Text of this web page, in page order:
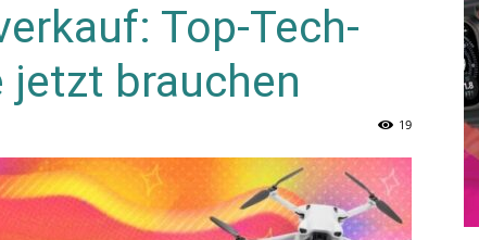
Top-Tech-
jetzt brauchen
19